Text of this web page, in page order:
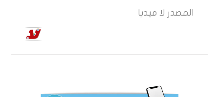
المصدر لا ميديا